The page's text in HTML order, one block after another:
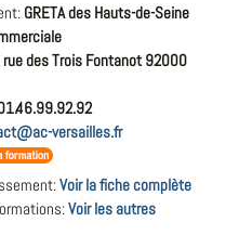
GRETA des Hauts-de-Seine
des Trois Fontanot 92000
versailles.fr
Voir la fiche complète
Voir les autres